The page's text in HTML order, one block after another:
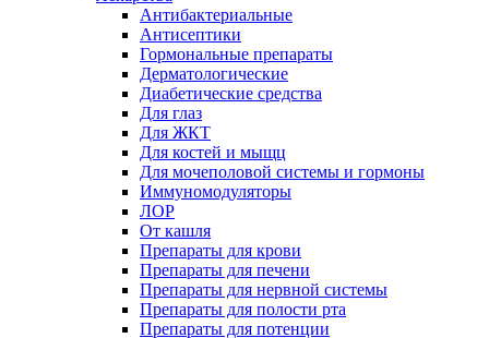
Антибактериальные
Антисептики
Гормональные препараты
Дерматологические
Диабетические средства
Для глаз
Для ЖКТ
Для костей и мыщц
Для мочеполовой системы и гормоны
Иммуномодуляторы
ЛОР
От кашля
Препараты для крови
Препараты для печени
Препараты для нервной системы
Препараты для полости рта
Препараты для потенции